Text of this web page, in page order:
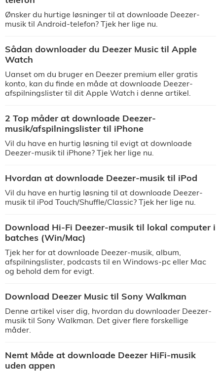
Ønsker du hurtige løsninger til at downloade Deezer-
musik til Android-telefon? Tjek her lige nu.
Sådan downloader du Deezer Music til Apple
Watch
Uanset om du bruger en Deezer premium eller gratis
konto, kan du finde en måde at downloade Deezer-
afspilningslister til dit Apple Watch i denne artikel.
2 Top måder at downloade Deezer-
musik/afspilningslister til iPhone
Vil du have en hurtig løsning til evigt at downloade
Deezer-musik til iPhone? Tjek her lige nu.
Hvordan at downloade Deezer-musik til iPod
Vil du have en hurtig løsning til at downloade Deezer-
musik til iPod Touch/Shuffle/Classic? Tjek her lige nu.
Download Hi-Fi Deezer-musik til lokal computer i
batches (Win/Mac)
Tjek her for at downloade Deezer-musik, album,
afspilningslister, podcasts til en Windows-pc eller Mac
og behold dem for evigt.
Download Deezer Music til Sony Walkman
Denne artikel viser dig, hvordan du downloader Deezer-
musik til Sony Walkman. Det giver flere forskellige
måder.
Nemt Måde at downloade Deezer HiFi-musik
uden appen